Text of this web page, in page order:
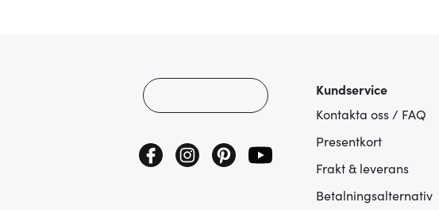
Kundservice
Kontakta oss / FAQ
Presentkort
Frakt & leverans
Betalningsalternativ